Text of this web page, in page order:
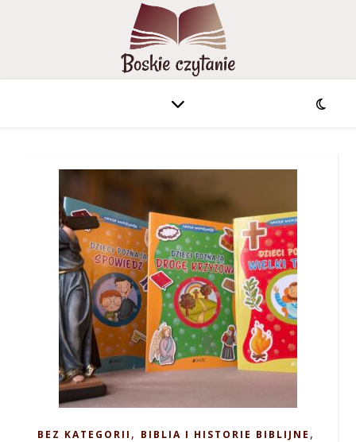
BEZ KATEGORII , BIBLIA I HISTORIE BIBLIJNE ,